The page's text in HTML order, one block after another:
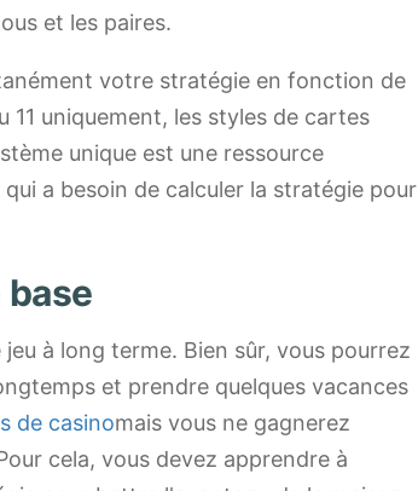
et les paires.
votre stratégie en fonction de
11 uniquement, les styles de cartes
unique est une ressource
a besoin de calculer la stratégie pour
à long terme. Bien sûr, vous pourrez
et prendre quelques vacances
de casinomais vous ne gagnerez
cela, vous devez apprendre à